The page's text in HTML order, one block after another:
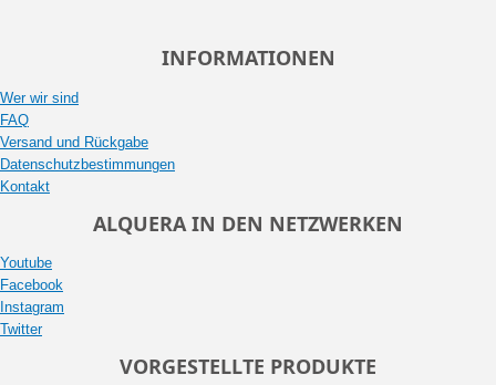
INFORMATIONEN
Wer wir sind
FAQ
Versand und Rückgabe
Datenschutzbestimmungen
Kontakt
ALQUERA IN DEN NETZWERKEN
Youtube
Facebook
Instagram
Twitter
VORGESTELLTE PRODUKTE